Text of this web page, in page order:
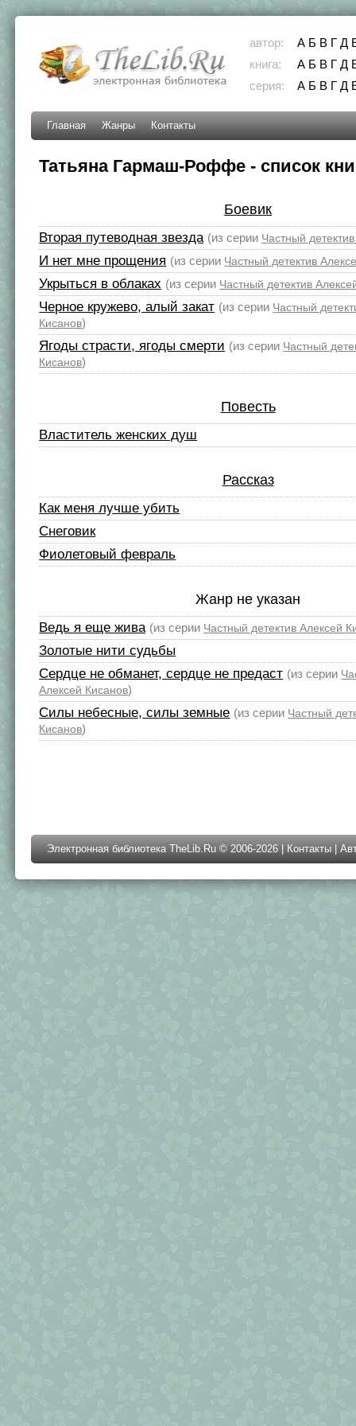
автор: А Б В Г Д
книга:
А Б В Г Д
серия:
А Б В Г Д
Главная Жанры Контакты
Татьяна Гармаш-Роффе - список
Боевик
Вторая путеводная звезда (из серии Частный
И нет мне прощения (из серии Частный детектив
Укрыться в облаках (из серии Частный детектив
Черное кружево, алый закат (из серии Частный
Кисанов)
Ягоды страсти, ягоды смерти (из серии Частный
Кисанов)
Повесть
Властитель женских душ
Рассказ
Как меня лучше убить
Снеговик
Фиолетовый февраль
Жанр не указан
Ведь я еще жива (из серии Частный детектив Алексей
Золотые нити судьбы
Сердце не обманет, сердце не предаст (из серии
Алексей Кисанов)
Силы небесные, силы земные (из серии Частный
Кисанов)
Электронная библиотека TheLib.Ru © 2006-2026 | Контакты |